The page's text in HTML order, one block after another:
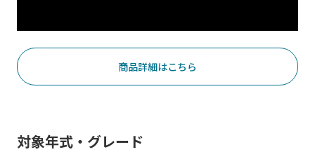
商品詳細はこちら
対象年式・グレード